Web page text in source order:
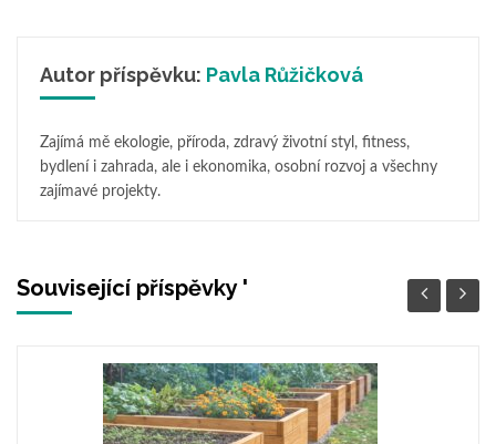
Autor příspěvku: Pavla Růžičková
Zajímá mě ekologie, příroda, zdravý životní styl, fitness,
bydlení i zahrada, ale i ekonomika, osobní rozvoj a všechny
zajímavé projekty.
Související příspěvky '